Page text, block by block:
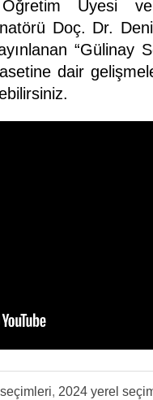
Üyesi
Doç. Dr.
“Gülinay
dair
, 2024 yerel